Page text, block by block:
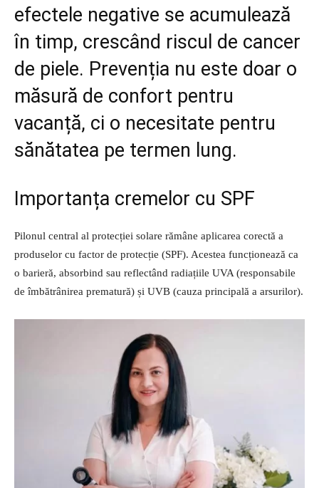
efectele negative se acumulează
în timp, crescând riscul de cancer
de piele. Prevenția nu este doar o
măsură de confort pentru
vacanță, ci o necesitate pentru
sănătatea pe termen lung.
Importanța cremelor cu SPF
Pilonul central al protecției solare rămâne aplicarea corectă a
produselor cu factor de protecție (SPF). Acestea funcționează ca
o barieră, absorbind sau reflectând radiațiile UVA (responsabile
de îmbătrânirea prematură) și UVB (cauza principală a arsurilor).